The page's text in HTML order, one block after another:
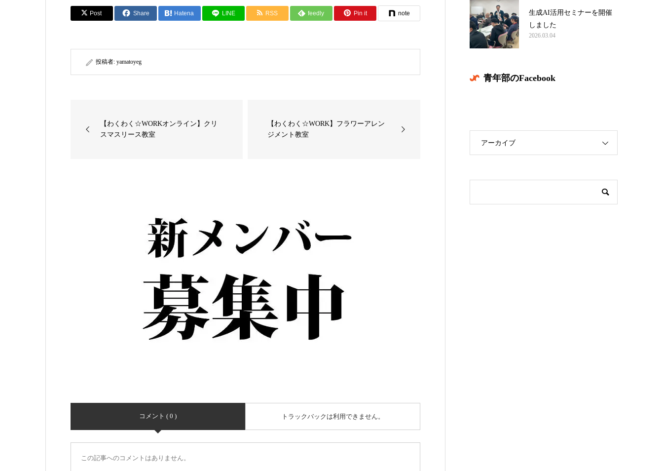
Post Share Hatena LINE RSS feedly Pin it note
投稿者: yamatoyeg
【わくわく☆WORKオンライン】クリ
スマスリース教室
【わくわく☆WORK】フラワーアレン
ジメント教室
コメント ( 0 ) トラックバックは利用できません。
この記事へのコメントはありません。
生成AI活用セミナーを開催
しました
2026.03.04
青年部のFacebook
アーカイブ